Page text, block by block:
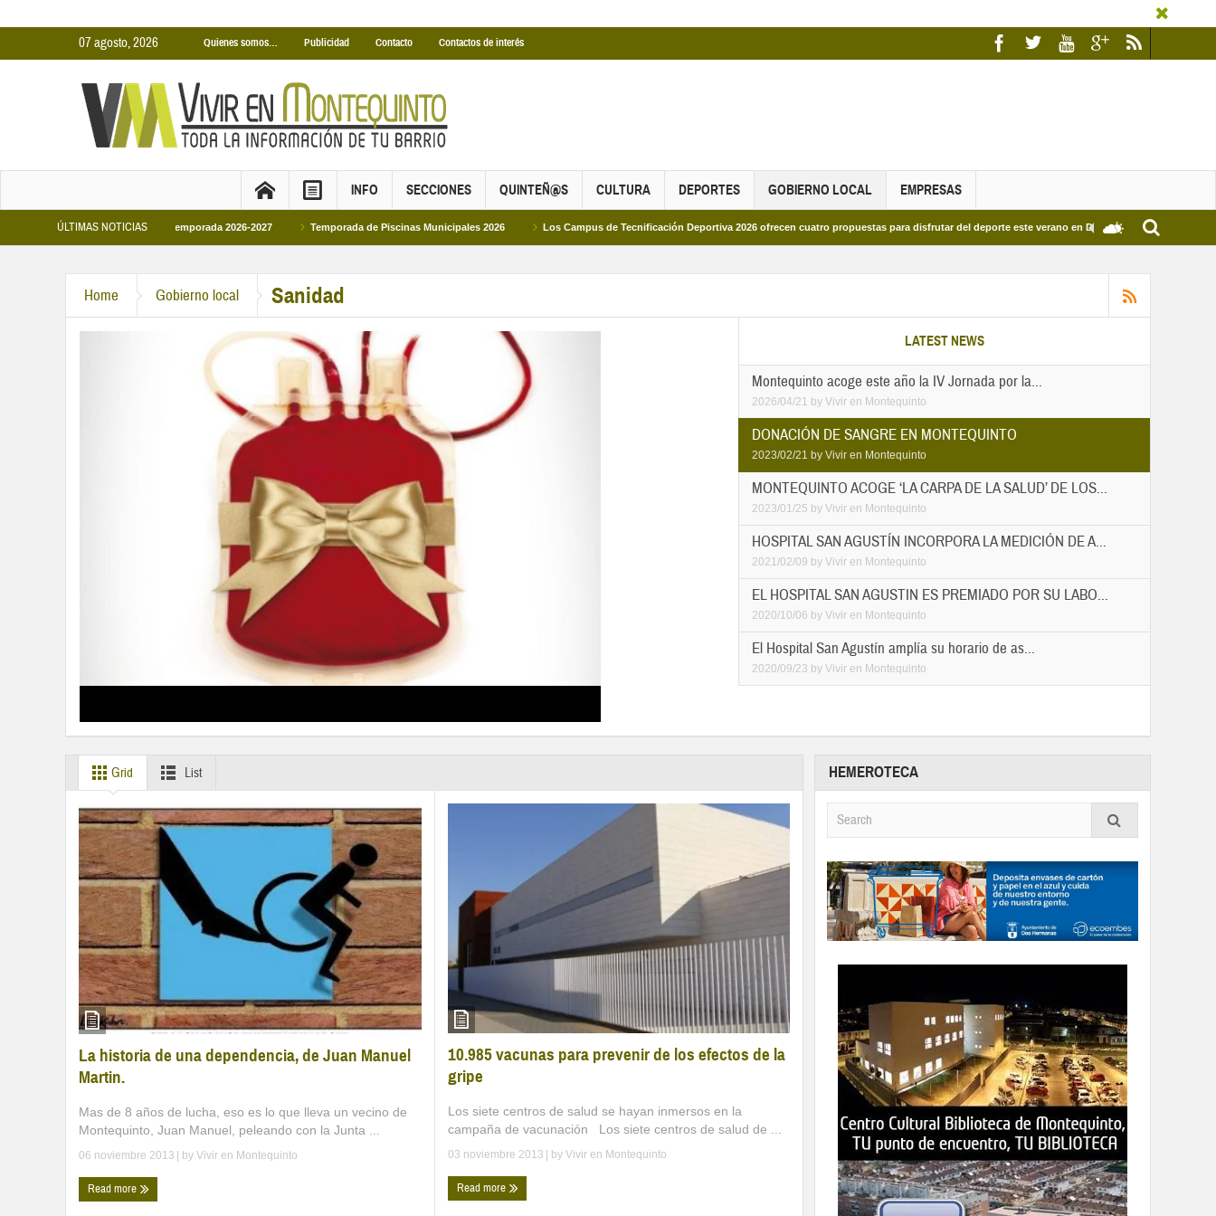
07 agosto, 2026 Quienes somos… Publicidad Contacto Contactos de interés
INFO SECCIONES QUINTEÑ@S CULTURA DEPORTES GOBIERNO LOCAL EMPRESAS
ÚLTIMAS NOTICIAS
Cubiertas Municipales temporada 2026-2027 Temporada de Piscinas Municipales 2026 Los Campus de Tecnificación Deportiva 2026 ofrecen cuatro propuestas para disfrutar del deporte este verano en Dos Hermanas Más de dos
Home Gobierno local Sanidad
LATEST NEWS
Montequinto acoge este año la IV Jornada por la...
2026/04/21 by Vivir en Montequinto
DONACIÓN DE SANGRE EN MONTEQUINTO
2023/02/21 by Vivir en Montequinto
MONTEQUINTO ACOGE ‘LA CARPA DE LA SALUD’ DE LOS...
2023/01/25 by Vivir en Montequinto
HOSPITAL SAN AGUSTÍN INCORPORA LA MEDICIÓN DE A...
2021/02/09 by Vivir en Montequinto
EL HOSPITAL SAN AGUSTIN ES PREMIADO POR SU LABO...
2020/10/06 by Vivir en Montequinto
El Hospital San Agustín amplía su horario de as...
2020/09/23 by Vivir en Montequinto
Grid List
La historia de una dependencia, de Juan Manuel
Martin.
Mas de 8 años de lucha, eso es lo que lleva un vecino de
Montequinto, Juan Manuel, peleando con la Junta ...
06 noviembre 2013 | by Vivir en Montequinto
Read more
10.985 vacunas para prevenir de los efectos de la
gripe
Los siete centros de salud se hayan inmersos en la
campaña de vacunación Los siete centros de salud de ...
03 noviembre 2013 | by Vivir en Montequinto
Read more
HEMEROTECA